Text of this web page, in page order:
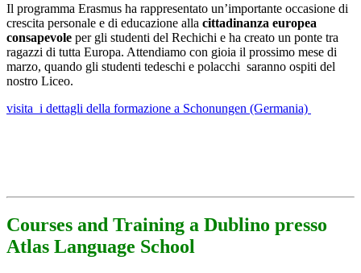
Il programma Erasmus ha rappresentato un’importante occasione di
crescita personale e di educazione alla cittadinanza europea
consapevole per gli studenti del Rechichi e ha creato un ponte tra
ragazzi di tutta Europa. Attendiamo con gioia il prossimo mese di
marzo, quando gli studenti tedeschi e polacchi saranno ospiti del
nostro Liceo.
visita i dettagli della formazione a Schonungen (Germania)
Courses and Training a Dublino presso
Atlas Language School